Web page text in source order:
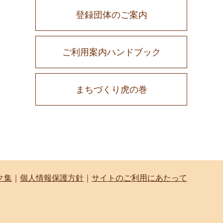
登録団体のご案内
ご利用案内ハンドブック
まちづくり虎の巻
集 ｜ 個人情報保護方針 ｜ サイトのご利用にあたって